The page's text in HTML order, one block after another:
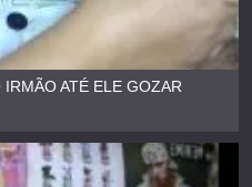
ATÉ ELE GOZAR